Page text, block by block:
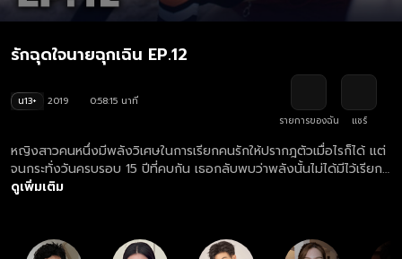
รักฉุดใจนายฉุกเฉิน EP.12
น13+ 2019
0:58:15 นาที
รายการของฉัน
แชร์
หญิงสาวคนหนึ่งมีพลังวิเศษในการเรียกคนรักให้ปรากฎตัวเมื่อไรก็ได้ แต่
จนกระทั่งวันครบรอบ 15 ปีที่คบกัน เธอกลับพบว่าพลังนั้นไม่ได้มีไว้เรียก
แฟนหนุ่มเพียงคนเดียวอีกต่อไป เรื่องวุ่นวายมากมายจึงเกิดขึ้น
ดูเพิ่มเติม